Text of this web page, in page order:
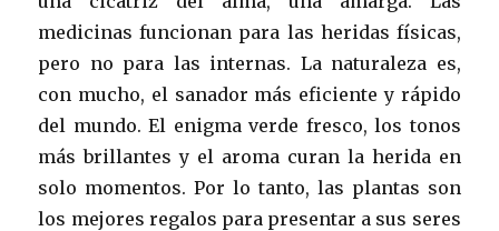
medicinas funcionan para las heridas físicas,
pero no para las internas. La naturaleza es,
con mucho, el sanador más eficiente y rápido
del mundo. El enigma verde fresco, los tonos
más brillantes y el aroma curan la herida en
solo momentos. Por lo tanto, las plantas son
los mejores regalos para presentar a sus seres